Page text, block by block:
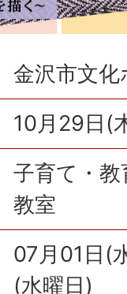
金沢市文化
10月29日(
子育て・
教室
07月01日(
(水曜日)